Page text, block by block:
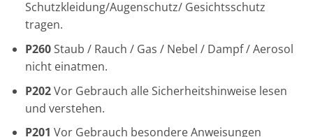
Schutzkleidung/Augenschutz/ Gesichtsschutz
tragen.
P260Staub / Rauch / Gas / Nebel / Dampf / Aerosol
nicht einatmen.
P202Vor Gebrauch alle Sicherheitshinweise lesen
und verstehen.
P201 Vor Gebrauch besondere Anweisungen